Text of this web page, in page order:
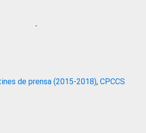
de prensa (2015-2018), CPCCS